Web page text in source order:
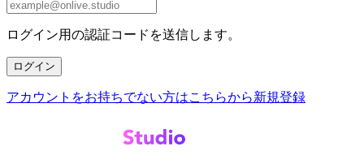
ログイン用の認証コードを送信します。
ログイン
アカウントをお持ちでない方はこちらから新規登録